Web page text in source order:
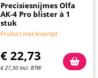
Precisiesnijmes Olfa
AK-4 Pro blister à 1
stuk
Product met levertijd
€ 22,73
€27,50 Incl. BTW